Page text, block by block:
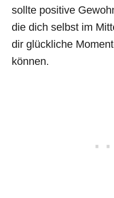
sollte positive
die dich selbst im
dir glückliche
können.